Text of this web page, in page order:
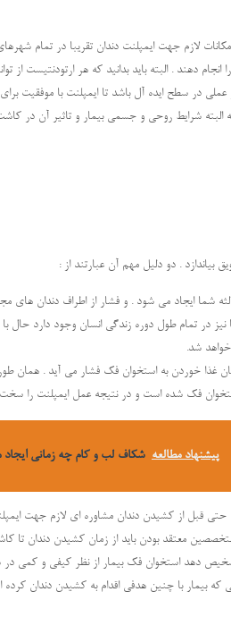
لازم جهت ایمپلنت دندان تقریبا در تمام
دهند . البته باید بدانید که هر ارتودنتیست از
عملی در سطح ایده آل باشد تا ایمپلنت با موفقیت
شرایط روحی و جسمی بیمار و تاثیر آن در کاشت
بیاندازد . دو دلیل مهم آن عبارتند از :
شما ایجاد می شود . و فشار از اطراف دندان های
در تمام طول دوره زندگی انسان وجود دارد حال
شد.
غذا خوردن به استخوان فک فشار می آید . همان
فک شده است و در نتیجه عمل ایمپلنت را
پیشنهاد مطالعه شکاف لب و کام چه زمانی
قبل از کشیدن دندان مشاوره ای لازم جهت ایمپلنت
معتقد بودن باید از زمان کشیدن دندان تا
دهد استخوان فک بیمار از نظر کیفی و کمی در
که بیمار با چنین هدفی اقدام به کشیدن دندان کرده